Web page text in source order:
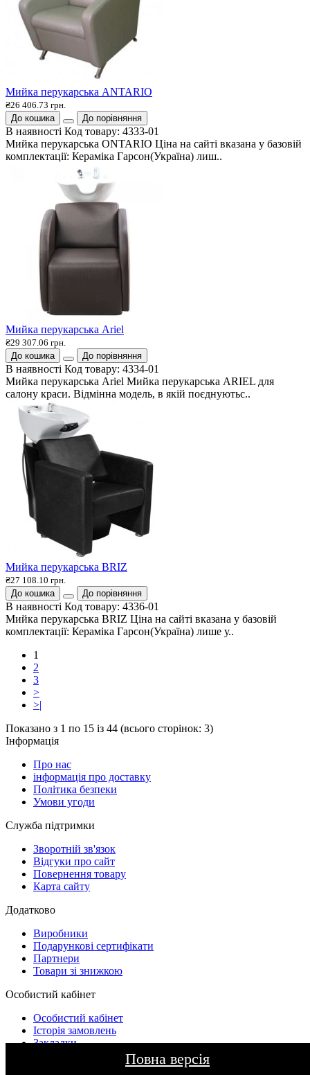
Мийка перукарська ANTARIO
₴26 406.73 грн.
До кошика
До порівняння
В наявності Код товару: 4333-01
Мийка перукарська ONTARIO Ціна на сайті вказана у базовій
комплектації: Кераміка Гарсон(Україна) лиш..
Мийка перукарська Ariel
₴29 307.06 грн.
До кошика
До порівняння
В наявності Код товару: 4334-01
Мийка перукарська Ariel Мийка перукарська ARIEL для
салону краси. Відмінна модель, в якій поєднуютьс..
Мийка перукарська BRIZ
₴27 108.10 грн.
До кошика
До порівняння
В наявності Код товару: 4336-01
Мийка перукарська BRIZ Ціна на сайті вказана у базовій
комплектації: Кераміка Гарсон(Україна) лише у..
1
2
3
>
>|
Показано з 1 по 15 із 44 (всього сторінок: 3)
Інформація
Про нас
інформація про доставку
Політика безпеки
Умови угоди
Служба підтримки
Зворотній зв'язок
Відгуки про сайт
Повернення товару
Карта сайту
Додатково
Виробники
Подарункові сертифікати
Партнери
Товари зі знижкою
Особистий кабінет
Особистий кабінет
Історія замовлень
Закладки
Повна версія